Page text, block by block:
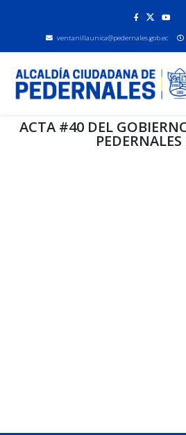
ventanillaunica@pedernales.gob.ec
ACTA #40 DEL